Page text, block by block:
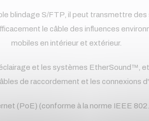
blindage S/FTP, il peut transmettre
le câble des influences
mobiles en intérieur et extérieur.
et les systèmes EtherSound™,
de raccordement et les connexions
(PoE) (conforme à la norme IEEE